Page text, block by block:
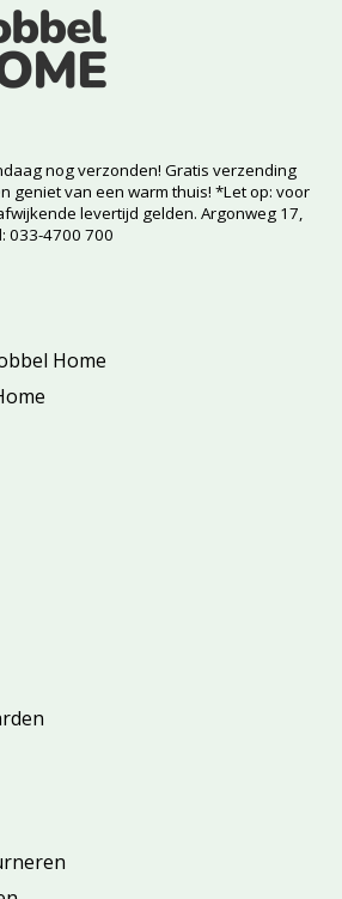
nog verzonden! Gratis verzending
geniet van een warm thuis! *Let op: voor
levertijd gelden. Argonweg 17,
033-4700 700
Home